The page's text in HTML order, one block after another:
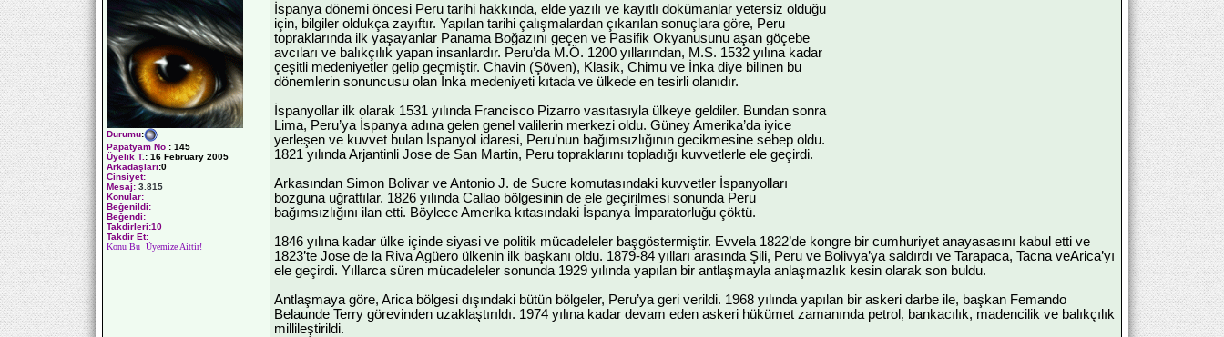
Durumu:
Papatyam No : 145
Üyelik T.: 16 February 2005
Arkadaşları:0
Cinsiyet:
Mesaj: 3.815
Konular:
Beğenildi:
Beğendi:
Takdirleri:10
Takdir Et:
Konu Bu Üyemize Aittir!
İspanya dönemi öncesi Peru tarihi hakkında, elde yazılı ve kayıtlı dokümanlar yetersiz olduğu
için, bilgiler oldukça zayıftır. Yapılan tarihi çalışmalardan çıkarılan sonuçlara göre, Peru
topraklarında ilk yaşayanlar Panama Boğazını geçen ve Pasifik Okyanusunu aşan göçebe
avcıları ve balıkçılık yapan insanlardır. Peru’da M.Ö. 1200 yıllarından, M.S. 1532 yılına kadar
çeşitli medeniyetler gelip geçmiştir. Chavin (Şöven), Klasik, Chimu ve İnka diye bilinen bu
dönemlerin sonuncusu olan İnka medeniyeti kıtada ve ülkede en tesirli olanıdır.
İspanyollar ilk olarak 1531 yılında Francisco Pizarro vasıtasıyla ülkeye geldiler. Bundan sonra
Lima, Peru’ya İspanya adına gelen genel valilerin merkezi oldu. Güney Amerika’da iyice
yerleşen ve kuvvet bulan İspanyol idaresi, Peru’nun bağımsızlığının gecikmesine sebep oldu.
1821 yılında Arjantinli Jose de San Martin, Peru topraklarını topladığı kuvvetlerle ele geçirdi.
Arkasından Simon Bolivar ve Antonio J. de Sucre komutasındaki kuvvetler İspanyolları
bozguna uğrattılar. 1826 yılında Callao bölgesinin de ele geçirilmesi sonunda Peru
bağımsızlığını ilan etti. Böylece Amerika kıtasındaki İspanya İmparatorluğu çöktü.
1846 yılına kadar ülke içinde siyasi ve politik mücadeleler başgöstermiştir. Evvela 1822’de kongre bir cumhuriyet anayasasını kabul etti ve
1823’te Jose de la Riva Agüero ülkenin ilk başkanı oldu. 1879-84 yılları arasında Şili, Peru ve Bolivya’ya saldırdı ve Tarapaca, Tacna veArica’yı
ele geçirdi. Yıllarca süren mücadeleler sonunda 1929 yılında yapılan bir antlaşmayla anlaşmazlık kesin olarak son buldu.
Antlaşmaya göre, Arica bölgesi dışındaki bütün bölgeler, Peru’ya geri verildi. 1968 yılında yapılan bir askeri darbe ile, başkan Femando
Belaunde Terry görevinden uzaklaştırıldı. 1974 yılına kadar devam eden askeri hükümet zamanında petrol, bankacılık, madencilik ve balıkçılık
millileştirildi.